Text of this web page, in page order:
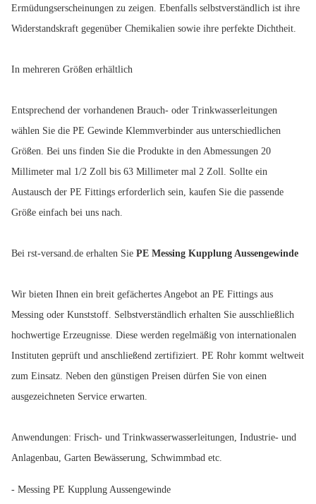
Ermüdungserscheinungen zu zeigen. Ebenfalls selbstverständlich ist ihre
Widerstandskraft gegenüber Chemikalien sowie ihre perfekte Dichtheit.
In mehreren Größen erhältlich
Entsprechend der vorhandenen Brauch- oder Trinkwasserleitungen
wählen Sie die PE Gewinde Klemmverbinder aus unterschiedlichen
Größen. Bei uns finden Sie die Produkte in den Abmessungen 20
Millimeter mal 1/2 Zoll bis 63 Millimeter mal 2 Zoll. Sollte ein
Austausch der PE Fittings erforderlich sein, kaufen Sie die passende
Größe einfach bei uns nach.
Bei rst-versand.de erhalten Sie PE Messing Kupplung Aussengewinde
Wir bieten Ihnen ein breit gefächertes Angebot an PE Fittings aus
Messing oder Kunststoff. Selbstverständlich erhalten Sie ausschließlich
hochwertige Erzeugnisse. Diese werden regelmäßig von internationalen
Instituten geprüft und anschließend zertifiziert. PE Rohr kommt weltweit
zum Einsatz. Neben den günstigen Preisen dürfen Sie von einen
ausgezeichneten Service erwarten.
Anwendungen: Frisch- und Trinkwasserwasserleitungen, Industrie- und
Anlagenbau, Garten Bewässerung, Schwimmbad etc.
- Messing PE Kupplung Aussengewinde